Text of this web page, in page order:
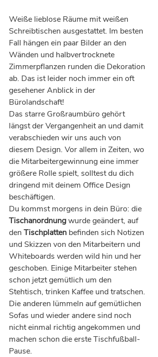
Weiße lieblose Räume mit weißen
Schreibtischen ausgestattet. Im besten
Fall hängen ein paar Bilder an den
Wänden und halbvertrocknete
Zimmerpflanzen runden die Dekoration
ab. Das ist leider noch immer ein oft
gesehener Anblick in der
Bürolandschaft!
Das starre Großraumbüro gehört
längst der Vergangenheit an und damit
verabschieden wir uns auch von
diesem Design. Vor allem in Zeiten, wo
die Mitarbeitergewinnung eine immer
größere Rolle spielt, solltest du dich
dringend mit deinem Office Design
beschäftigen.
Du kommst morgens in dein Büro: die
Tischanordnung wurde geändert, auf
den Tischplatten befinden sich Notizen
und Skizzen von den Mitarbeitern und
Whiteboards werden wild hin und her
geschoben. Einige Mitarbeiter stehen
schon jetzt gemütlich um den
Stehtisch, trinken Kaffee und tratschen.
Die anderen lümmeln auf gemütlichen
Sofas und wieder andere sind noch
nicht einmal richtig angekommen und
machen schon die erste Tischfußball-
Pause.